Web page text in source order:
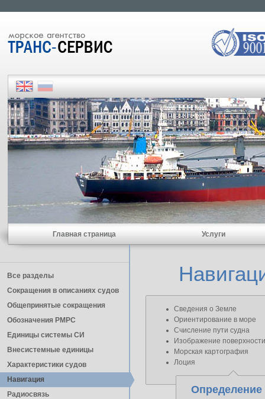
Главная страница Услуги
Все разделы
Сокращения в описаниях судов
Общепринятые сокращения
Обозначения РМРС
Единицы cистемы СИ
Внесистемные единицы
Характеристики судов
Навигация
Радиосвязь
Сведения о Земле
Ориентирование в море
Счисление пути судна
Изображение
Морская картография
Лоция
Определение